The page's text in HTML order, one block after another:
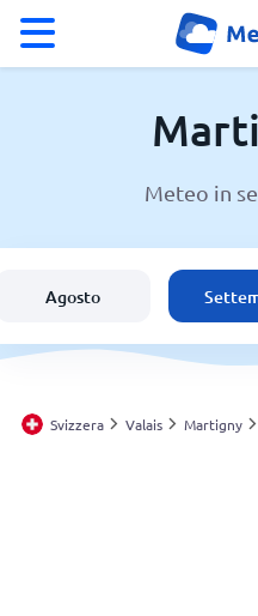
Meteo a Martigny
Italia
Le mie località
Meteo in
Agosto
Svizzera Valais Martigny